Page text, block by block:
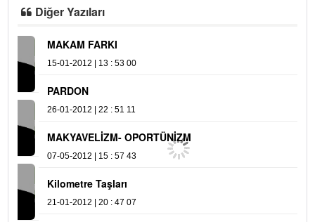
Diğer Yazıları
MAKAM FARKI
15-01-2012 | 13 : 53 00
PARDON
26-01-2012 | 22 : 51 11
MAKYAVELİZM- OPORTÜNİZM
07-05-2012 | 15 : 57 43
Kilometre Taşları
21-01-2012 | 20 : 47 07